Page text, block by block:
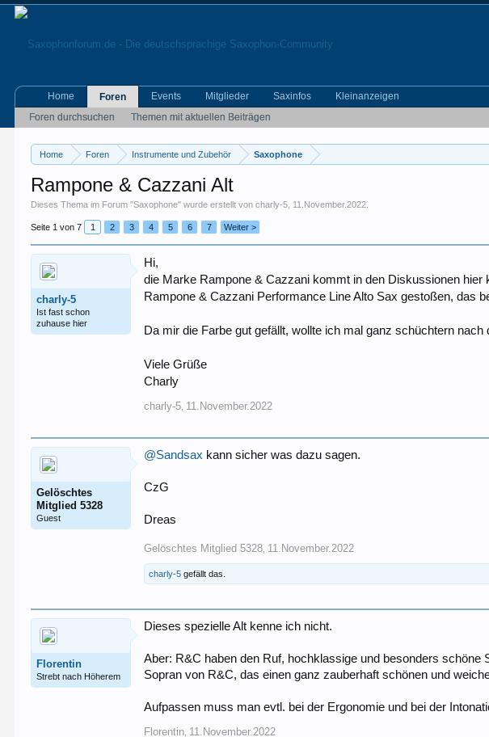
Home Foren Instrumente und Zubehör Saxophone
Rampone & Cazzani Alt
Dieses Thema im Forum "Saxophone" wurde erstellt voncharly-5 11.November.2022
Seite 1 von 7 1 2 3 4 5 6 7 Weiter >
charly-5
Ist fast schon
zuhause hier
Hi,
die Marke Rampone & Cazzani kommt in den Diskussionen hier
Rampone & Cazzani Performance Line Alto Sax gestoßen, das
Da mir die Farbe gut gefällt, wollte ich mal ganz schüchtern
Viele Grüße
Charly
charly-5 11.November.2022
Gelöschtes
Mitglied 5328
Guest
@Sandsax kann sicher was dazu sagen.
CzG
Dreas
Gelöschtes Mitglied 5328 11.November.2022
charly-5 gefällt das.
Florentin
Strebt nach Höherem
Dieses spezielle Alt kenne ich nicht.
Aber: R&C haben den Ruf, hochklassige und besonders
Sopran von R&C, das einen ganz zauberhaft schönen und
Aufpassen muss man evtl. bei der Ergonomie und bei der
Florentin 11.November.2022
Home
Foren
Foren durchsuchen
Themen mit aktuellen Beiträgen
Events Mitglieder Saxinfos Kleinanzeigen